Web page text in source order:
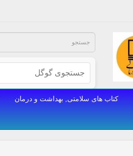
کتاب های سلامتی, بهداشت و درمان